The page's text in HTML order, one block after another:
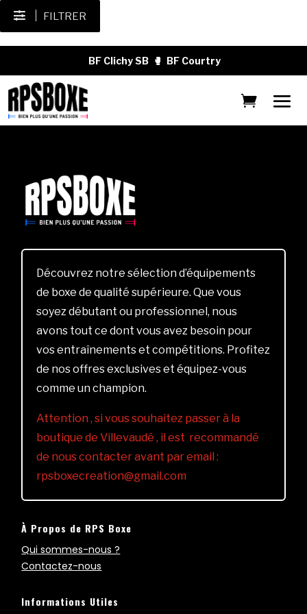
FILTRER
BF Clichy SB 🥊 BF Courtry
Découvrez notre sélection d’équipements
de boxe de qualité supérieure. Que vous
soyez débutant ou professionnel, nous
avons tout ce dont vous avez besoin pour
vos entraînements et compétitions. Profitez
de nos offres exclusives et équipez-vous
comme un champion.
Attention , si vous souhaitez passer à la
boutique de Villevaudé , il est recommandé
de nous contacter avant par email :
rpsboxecreation@gmail.com
À Propos de RPS Boxe
Qui sommes-nous ?
Contactez-nous
Informations Utiles